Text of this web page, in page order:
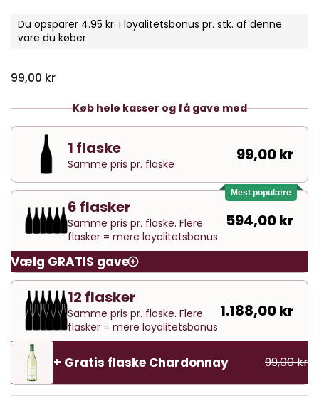
Du opsparer 4.95 kr. i loyalitetsbonus pr. stk. af denne
vare du køber
Normal pris
99,00 kr
Køb hele kasser og få gave med
1 flaske
Samme pris pr. flaske 99,00 kr
Mest populære
6 flasker
Samme pris pr. flaske. Flere
flasker = mere loyalitetsbonus
594,00 kr
Vælg GRATIS gave
12 flasker
Samme pris pr. flaske. Flere
flasker = mere loyalitetsbonus
1.188,00 kr
+ Gratis flaske Chardonnay 99,00 kr